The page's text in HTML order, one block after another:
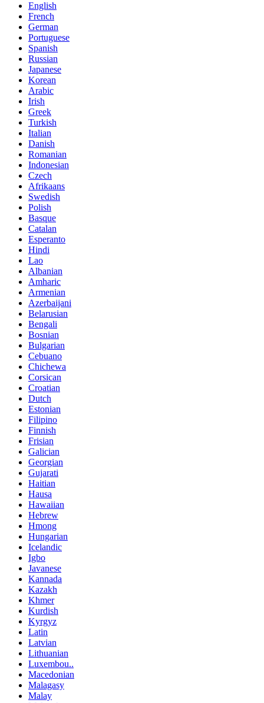
English
French
German
Portuguese
Spanish
Russian
Japanese
Korean
Arabic
Irish
Greek
Turkish
Italian
Danish
Romanian
Indonesian
Czech
Afrikaans
Swedish
Polish
Basque
Catalan
Esperanto
Hindi
Lao
Albanian
Amharic
Armenian
Azerbaijani
Belarusian
Bengali
Bosnian
Bulgarian
Cebuano
Chichewa
Corsican
Croatian
Dutch
Estonian
Filipino
Finnish
Frisian
Galician
Georgian
Gujarati
Haitian
Hausa
Hawaiian
Hebrew
Hmong
Hungarian
Icelandic
Igbo
Javanese
Kannada
Kazakh
Khmer
Kurdish
Kyrgyz
Latin
Latvian
Lithuanian
Luxembou..
Macedonian
Malagasy
Malay